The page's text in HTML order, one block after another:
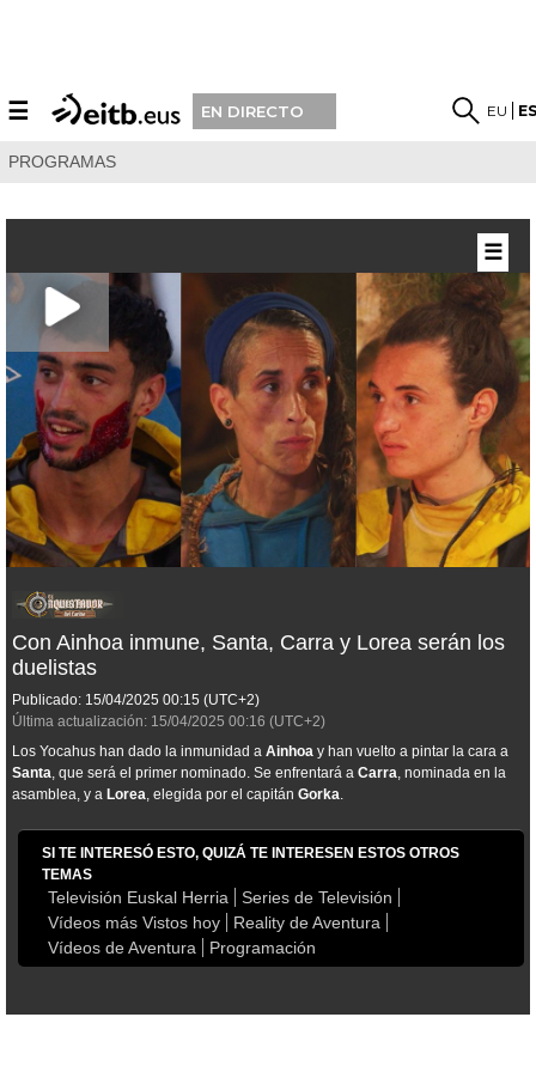
☰ EN DIRECTO EU
PROGRAMAS
Con Ainhoa inmune, Santa, Carra y Lorea serán los
duelistas
Publicado: 15/04/2025 00:15 (UTC+2)
Última actualización: 15/04/2025 00:16 (UTC+2)
Los Yocahus han dado la inmunidad a Ainhoa y han vuelto a pintar la cara a
Santa, que será el primer nominado. Se enfrentará a Carra, nominada en la
asamblea, y a Lorea, elegida por el capitán Gorka.
SI TE INTERESÓ ESTO, QUIZÁ TE INTERESEN ESTOS OTROS
TEMAS
Televisión Euskal Herria
Series de Televisión
Vídeos más Vistos hoy
Reality de Aventura
Vídeos de Aventura
Programación
☰